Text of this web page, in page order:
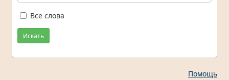
Все слова
Искать
Помощь